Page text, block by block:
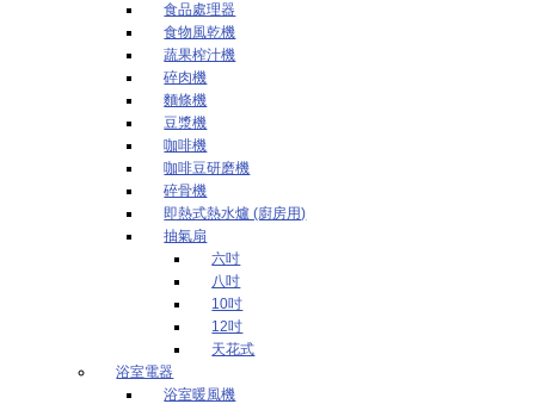
食品處理器
食物風乾機
蔬果榨汁機
碎肉機
麵條機
豆漿機
咖啡機
咖啡豆研磨機
碎骨機
即熱式熱水爐 (廚房用)
抽氣扇
六吋
八吋
10吋
12吋
天花式
浴室電器
浴室暖風機